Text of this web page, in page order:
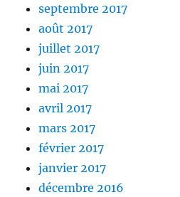
septembre 2017
août 2017
juillet 2017
juin 2017
mai 2017
avril 2017
mars 2017
février 2017
janvier 2017
décembre 2016